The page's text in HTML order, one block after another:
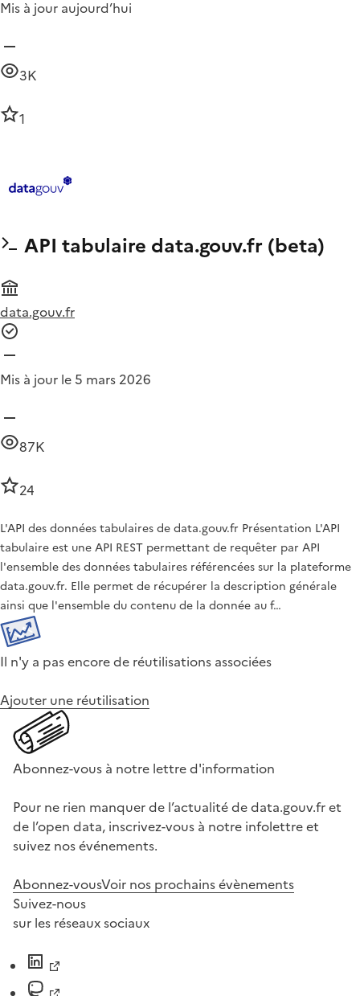
Mis à jour aujourd’hui
3K
1
API tabulaire data.gouv.fr (beta)
data.gouv.fr
Mis à jour le 5 mars 2026
87K
24
L'API des données tabulaires de data.gouv.fr Présentation L'API
tabulaire est une API REST permettant de requêter par API
l'ensemble des données tabulaires référencées sur la plateforme
data.gouv.fr. Elle permet de récupérer la description générale
ainsi que l'ensemble du contenu de la donnée au f…
Il n'y a pas encore de réutilisations associées
Ajouter une réutilisation
Abonnez-vous à notre lettre d'information
Pour ne rien manquer de l’actualité de data.gouv.fr et
de l’open data, inscrivez-vous à notre infolettre et
suivez nos événements.
Abonnez-vousVoir nos prochains évènements
Suivez-nous
sur les réseaux sociaux